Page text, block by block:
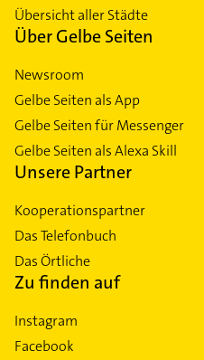
Übersicht aller Städte
Über Gelbe Seiten
Newsroom
Gelbe Seiten als App
Gelbe Seiten für Messenger
Gelbe Seiten als Alexa Skill
Unsere Partner
Kooperationspartner
Das Telefonbuch
Das Örtliche
Zu finden auf
Instagram
Facebook